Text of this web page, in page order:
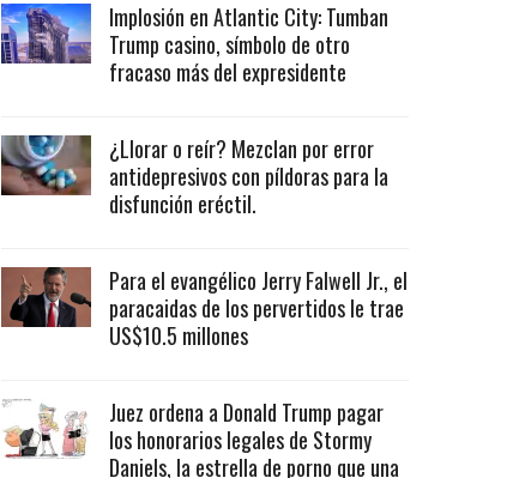
Implosión en Atlantic City: Tumban
Trump casino, símbolo de otro
fracaso más del expresidente
¿Llorar o reír? Mezclan por error
antidepresivos con píldoras para la
disfunción eréctil.
Para el evangélico Jerry Falwell Jr., el
paracaidas de los pervertidos le trae
US$10.5 millones
Juez ordena a Donald Trump pagar
los honorarios legales de Stormy
Daniels, la estrella de porno que una